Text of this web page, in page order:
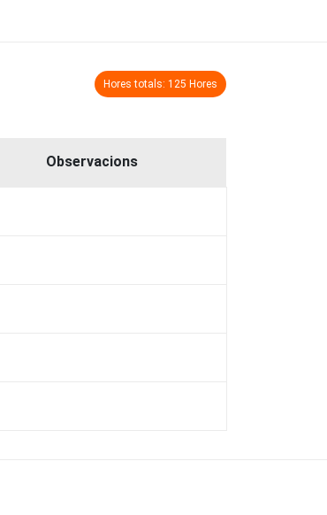
Hores totals: 125 Hores
Observacions